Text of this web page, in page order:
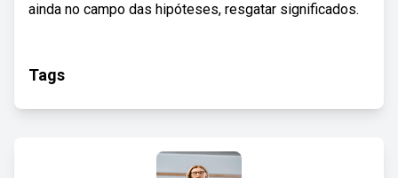
ainda no campo das hipóteses, resgatar significados.
Tags